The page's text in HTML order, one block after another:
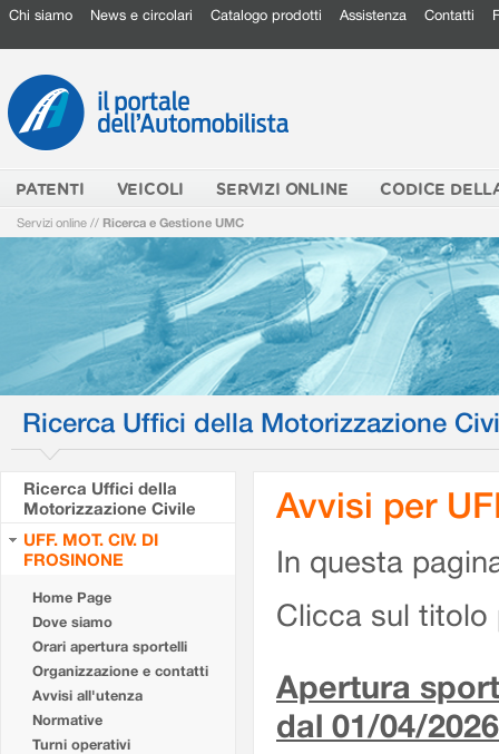
Chi siamo News e circolari Catalogo prodotti Assistenza Contatti
PATENTI VEICOLI SERVIZI ONLINE CODICE
Servizi online // Ricerca e Gestione UMC
Ricerca Uffici della Motorizzazione
Ricerca Uffici della
Motorizzazione Civile
UFF. MOT. CIV. DI
FROSINONE
Home Page
Dove siamo
Orari apertura sportelli
Organizzazione e contatti
Avvisi all'utenza
Normative
Turni operativi
Avvisi per
In questa
Clicca sul titolo
Apertura
dal 01/04/2026